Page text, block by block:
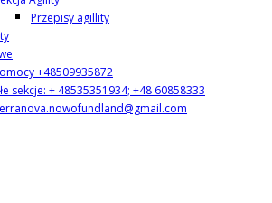
Przepisy agillity
+48509935872
sekcje: + 48535351934; +48 60858333